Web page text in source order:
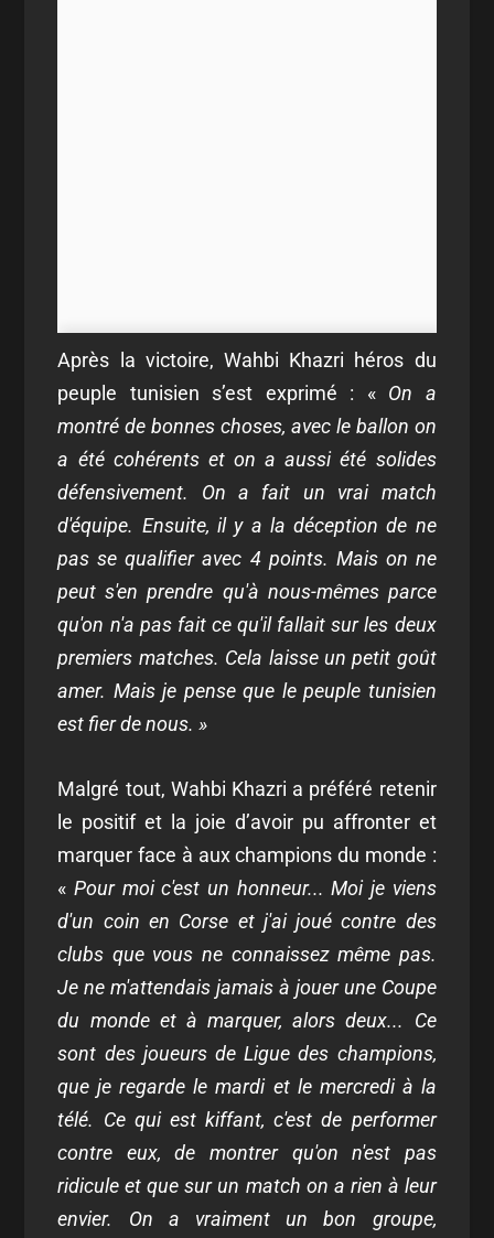
Après la victoire, Wahbi Khazri héros du
peuple tunisien s’est exprimé : « On a
montré de bonnes choses, avec le ballon on
a été cohérents et on a aussi été solides
défensivement. On a fait un vrai match
d'équipe. Ensuite, il y a la déception de ne
pas se qualifier avec 4 points. Mais on ne
peut s'en prendre qu'à nous-mêmes parce
qu'on n'a pas fait ce qu'il fallait sur les deux
premiers matches. Cela laisse un petit goût
amer. Mais je pense que le peuple tunisien
est fier de nous. »
Malgré tout, Wahbi Khazri a préféré retenir
le positif et la joie d’avoir pu affronter et
marquer face à aux champions du monde :
«Pour moi c'est un honneur... Moi je viens
d'un coin en Corse et j'ai joué contre des
clubs que vous ne connaissez même pas.
Je ne m'attendais jamais à jouer une Coupe
du monde et à marquer, alors deux... Ce
sont des joueurs de Ligue des champions,
que je regarde le mardi et le mercredi à la
télé. Ce qui est kiffant, c'est de performer
contre eux, de montrer qu'on n'est pas
ridicule et que sur un match on a rien à leur
envier. On a vraiment un bon groupe,